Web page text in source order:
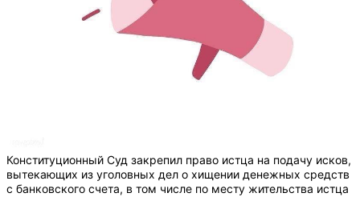
Конституционный Суд закрепил право истца на подачу исков,
вытекающих из уголовных дел о хищении денежных средств
с банковского счета, в том числе по месту жительства истца